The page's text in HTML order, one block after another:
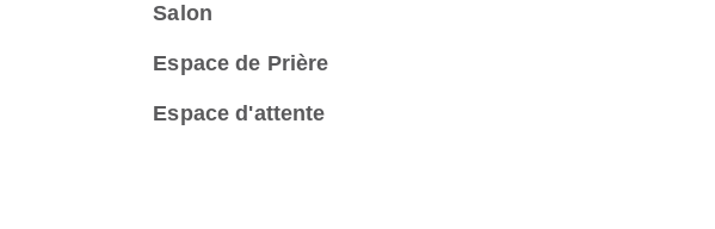
Salon
Espace de Prière
Espace d'attente